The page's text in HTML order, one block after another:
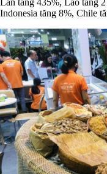
Indonesia tăng 8%, Chile